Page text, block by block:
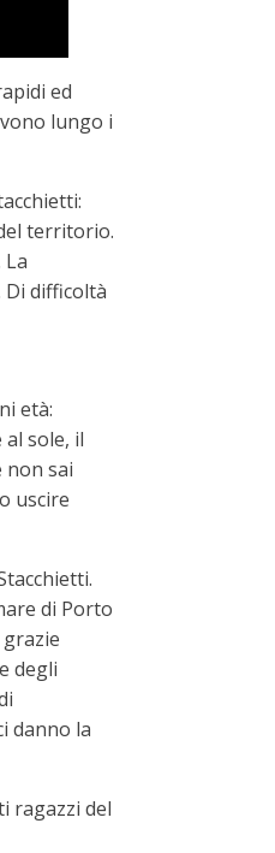
ed
lungo i
territorio.
Di difficoltà
età:
sole, il
non sai
uscire
di Porto
degli
danno la
ragazzi del